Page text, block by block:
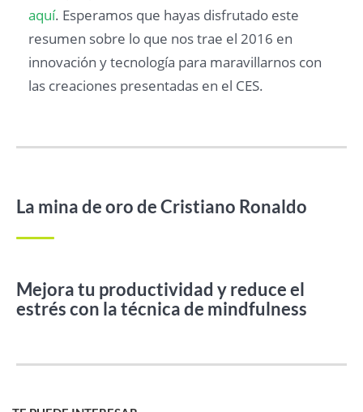
aquí. Esperamos que hayas disfrutado este
resumen sobre lo que nos trae el 2016 en
innovación y tecnología para maravillarnos con
las creaciones presentadas en el CES.
La mina de oro de Cristiano Ronaldo
Mejora tu productividad y reduce el
estrés con la técnica de mindfulness